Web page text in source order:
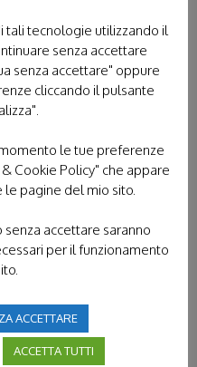
IN CAMMINO
A CERCARE” è la
per questo Natale:
tali tecnologie utilizzando il
senza accettare
senza accettare" oppure
cliccando il pulsante
le tue preferenze
Cookie Policy" che appare
le pagine del mio sito.
accettare saranno
per il funzionamento
ACCETTARE
ACCETTA TUTTI